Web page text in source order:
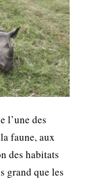
l’une des
faune, aux
des habitats
grand que les